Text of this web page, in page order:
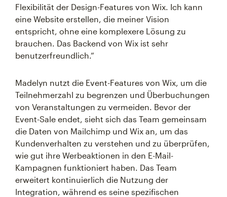
Flexibilität der Design-Features von Wix. Ich kann
eine Website erstellen, die meiner Vision
entspricht, ohne eine komplexere Lösung zu
brauchen. Das Backend von Wix ist sehr
benutzerfreundlich.“
Madelyn nutzt die Event-Features von Wix, um die
Teilnehmerzahl zu begrenzen und Überbuchungen
von Veranstaltungen zu vermeiden. Bevor der
Event-Sale endet, sieht sich das Team gemeinsam
die Daten von Mailchimp und Wix an, um das
Kundenverhalten zu verstehen und zu überprüfen,
wie gut ihre Werbeaktionen in den E-Mail-
Kampagnen funktioniert haben. Das Team
erweitert kontinuierlich die Nutzung der
Integration, während es seine spezifischen